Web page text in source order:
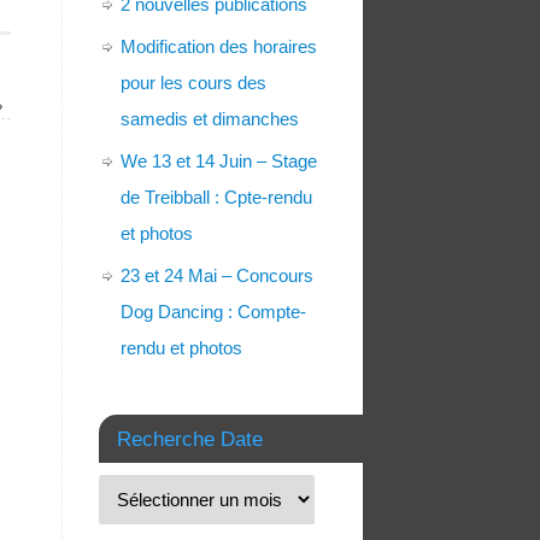
2 nouvelles publications
Modification des horaires
pour les cours des
samedis et dimanches
We 13 et 14 Juin – Stage
de Treibball : Cpte-rendu
et photos
23 et 24 Mai – Concours
Dog Dancing : Compte-
rendu et photos
Recherche Date